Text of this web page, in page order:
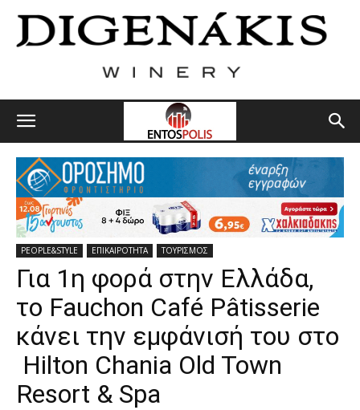
PEOPLE&STYLE ΕΠΙΚΑΙΡΟΤΗΤΑ ΤΟΥΡΙΣΜΟΣ
Για 1η φορά στην Ελλάδα,
τo Fauchon Café Pâtisserie
κάνει την εμφάνισή του στο
Hilton Chania Old Town
Resort & Spa